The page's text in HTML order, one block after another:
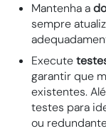
Mantenha a
sempre
Execute
garantir que
existentes.
testes para
ou